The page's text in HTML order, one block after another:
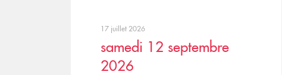
17 juillet 2026
samedi 12 septembre
2026